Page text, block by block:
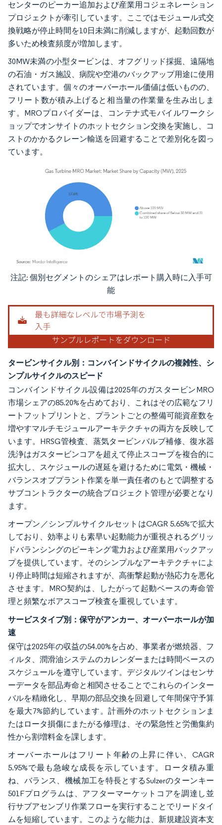
センターのピーカー追加および産業用コジェネレーション
プロジェクトが牽引しています。ここではモジュール式交
換戦略が停止時間を10日未満に削減しますが、起動回数が
多いため検査頻度が増加します。
30MW未満の小型タービンは、オフグリッド採掘、遠隔地
の石油・ガス施設、病院や空港のバックアップ用途に使用
されています。個々のオーバーホール価値は低いものの、
フリート数が積み上げると相当量の作業量を生み出しま
す。MROプロバイダーは、コンテナ式モバイルワークシ
ョップでオンサイトのホットセクション交換を実施し、コ
ストのかかるクレーン輸送を回避することで差別化を図っ
ています。
画像 © Mordor Intelligence。再利用にはCC BY 4.0の表示が必要です。
注記: 個別セグメントのシェアはレポート購入時に入手可
能
タービンサイクル別：コンバインドサイクルの複雑性、シ
ンプルサイクルのスピード
コンバインドサイクル設備は2025年のガスタービンMRO
市場シェアの85.20%を占めており、これはその広範なフリ
ートフットプリントと、プラントごとの整備可能資産数を
増やすマルチモジュールアーキテクチャの両方を反映して
います。HRSG管検査、蒸気タービンバルブ補修、復水器
洗浄はガスタービンコアを超えて停止スコープを複合的に
拡大し、スケジュールの遅延を避けるために電気・機械・
バランスオブプラント作業を単一責任者のもとで調整する
サブコントラクターの統合プロジェクト管理が必要となり
ます。
オープン／シンプルサイクルセットはCAGR 5.65%で拡大
しており、効率よりも素早い起動能力が重視されるグリッ
ドバランシングのピーキング電力および産業用バックアッ
プを提供しています。そのシンプルなアーキテクチャによ
り停止時間は短縮されますが、高衝撃起動が熱応力を悪化
させます。MRO契約は、したがって起動ベースの寿命管
理と頻繁なボアスコープ検査を重視しています。
サービスタイプ別：保守がアンカー、オーバーホールが加
速
保守は2025年の収益の54.00%を占め、事業者が燃焼器、フ
ィルタ、潤滑油システムのカレンダーまたは時間ベースの
スケジュールを遵守しています。デジタルツインはセンサ
ーデータを部品寿命と相関させることでこれらのインター
バルを精緻化し、早期の部品交換を回避して年間保守予算
を最大7%節約しています。計画外のホットセクションま
たはロータ損傷にまたがる修理は、その緊急性と労働集約
性から割増料金を課します。
オーバーホールはフリート年齢の上昇に伴い、CAGR
5.95%で最も急峻な成長を示しています。ロータ積み重
ね、バランス、機械加工を特長とするSulzerのターンキー
501Fプログラムは、アフターマーケットコアを調達し並
行サブアセンブリ作業フローを実行することでリードタイ
ムを短縮しています。このような能力は、新規建設資本支